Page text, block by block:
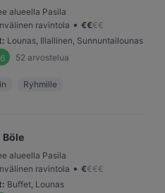
alueella Pasila
ravintola • €€€€
: Lounas, Illallinen, Sunnuntailounas
52 arvostelua
Ryhmille
Böle
alueella Pasila
ravintola • €€€€
: Buffet, Lounas